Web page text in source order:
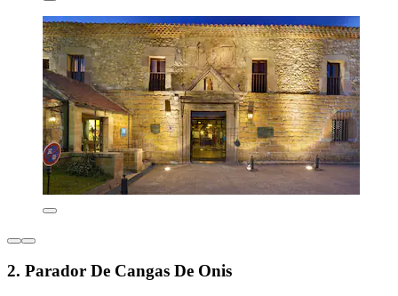
2. Parador De Cangas De Onis